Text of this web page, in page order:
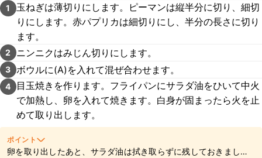
1
玉ねぎは薄切りにします。ピーマンは縦半分に切り、細切
りにします。赤パプリカは細切りにし、半分の長さに切り
ます。
2 ニンニクはみじん切りにします。
3 ボウルに(A)を入れて混ぜ合わせます。
4
目玉焼きを作ります。フライパンにサラダ油をひいて中火
で加熱し、卵を入れて焼きます。白身が固まったら火を止
めて取り出します。
ポイント
卵を取り出したあと、サラダ油は拭き取らずに残しておきましょ